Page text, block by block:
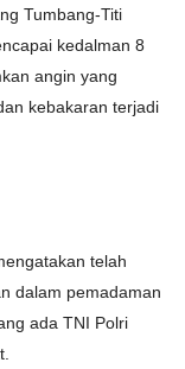
Tumbang-Titi
kedalman 8
angin yang
kebakaran terjadi
telah
dalam pemadaman
ada TNI Polri